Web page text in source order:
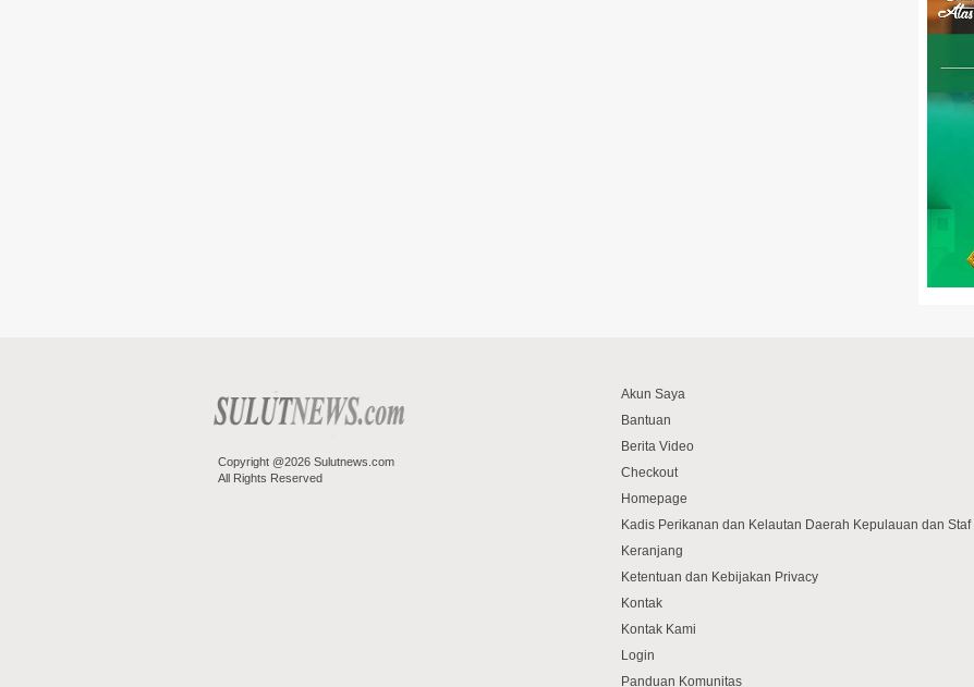
Copyright @2026 Sulutnews.com
All Rights Reserved
Akun Saya
Bantuan
Berita Video
Checkout
Homepage
Kadis Perikanan dan Kelautan Daerah Kepulauan dan
Keranjang
Ketentuan dan Kebijakan Privacy
Kontak
Kontak Kami
Login
Panduan Komunitas